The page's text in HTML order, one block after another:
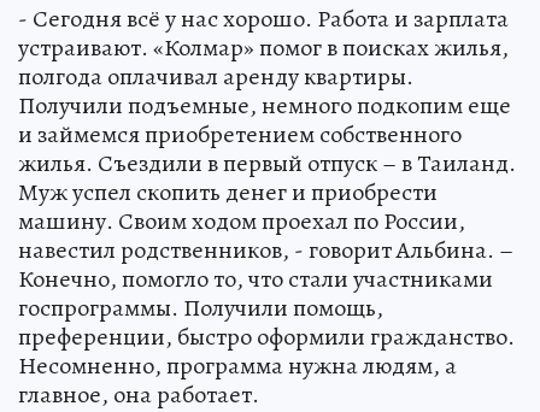
- Сегодня всё у нас хорошо. Работа и зарплата
устраивают. «Колмар» помог в поисках жилья,
полгода оплачивал аренду квартиры.
Получили подъемные, немного подкопим еще
и займемся приобретением собственного
жилья. Съездили в первый отпуск – в Таиланд.
Муж успел скопить денег и приобрести
машину. Своим ходом проехал по России,
навестил родственников, - говорит Альбина. –
Конечно, помогло то, что стали участниками
госпрограммы. Получили помощь,
преференции, быстро оформили гражданство.
Несомненно, программа нужна людям, а
главное, она работает.